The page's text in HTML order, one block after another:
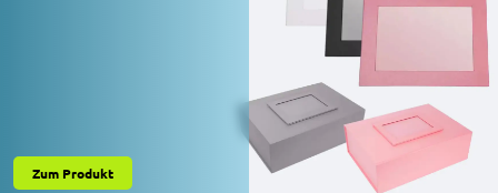
Zum Produkt